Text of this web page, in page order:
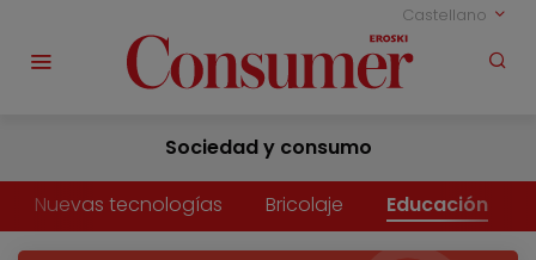
Castellano
Sociedad y consumo
Nuevas tecnologías Bricolaje Educación